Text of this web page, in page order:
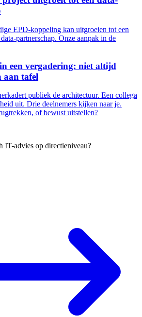
EPD-koppeling kan uitgroeien tot een
partnerschap. Onze aanpak in de
in een vergadering: niet altijd
tafel
publiek de architectuur. Een collega
uit. Drie deelnemers kijken naar je.
of bewust uitstellen?
IT-advies op directieniveau?